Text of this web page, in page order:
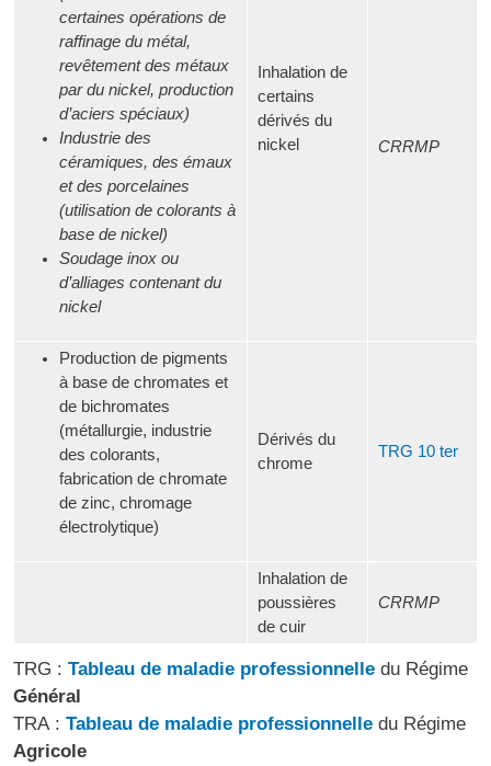
Inhalation de
certains
dérivés du
nickel
certaines opérations de
raffinage du métal,
revêtement des métaux
par du nickel, production
d’aciers spéciaux)
Industrie des
céramiques, des émaux
et des porcelaines
(utilisation de colorants à
base de nickel)
Soudage inox ou
d’alliages contenant du
nickel
CRRMP
Production de pigments
à base de chromates et
de bichromates
(métallurgie, industrie
des colorants,
fabrication de chromate
de zinc, chromage
électrolytique)
Dérivés du
chrome
TRG 10 ter
Inhalation de
poussières
de cuir
CRRMP
TRG : Tableau de maladie professionnelle du Régime
Général
TRA : Tableau de maladie professionnelle du Régime
Agricole